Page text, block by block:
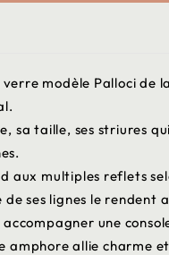
modèle Palloci de
sa taille, ses striures
aux multiples reflets
ses lignes le rendent
une
amphore allie charme